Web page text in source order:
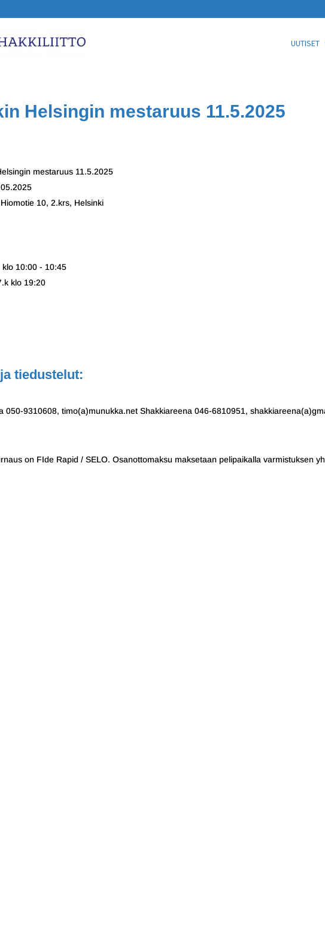
UUTISET
Helsingin mestaruus 11.5.2025
mestaruus 11.5.2025
10, 2.krs, Helsinki
10:00 - 10:45
klo 19:20
tiedustelut:
050-9310608, timo(a)munukka.net Shakkiareena 046-6810951,
on FIde Rapid / SELO. Osanottomaksu maksetaan pelipaikalla varmistuksen